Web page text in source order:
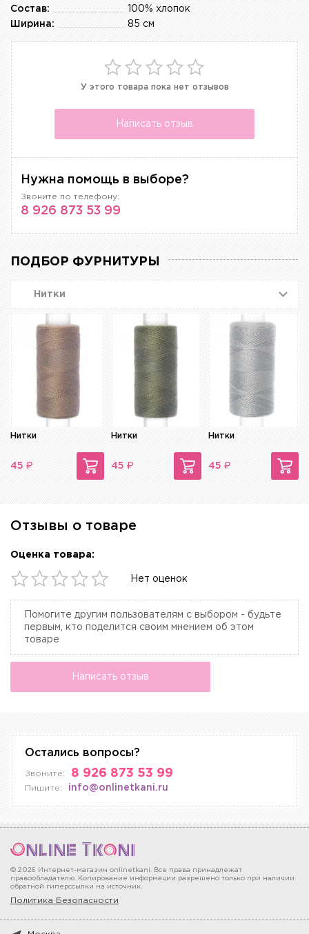
100% хлопок
Состав:
85 см
Ширина:
У этого товара пока нет отзывов
Написать отзыв
Нужна помощь в выборе?
Звоните по телефону:
8 926 873 53 99
ПОДБОР ФУРНИТУРЫ
Нитки
Нитки
45 ₽
Нитки
45 ₽
Нитки
45 ₽
Отзывы о товаре
Оценка товара:
Нет оценок
Помогите другим пользователям с выбором - будьте
первым, кто поделится своим мнением об этом
товаре
Написать отзыв
Остались вопросы?
Звоните: 8 926 873 53 99
Пишите: info@onlinetkani.ru
© 2026 Интернет-магазин onlinetkani. Все права принадлежат
правообладателю. Копирование информации разрешено только при наличии
обратной гиперссылки на источник.
Политика Безопасности